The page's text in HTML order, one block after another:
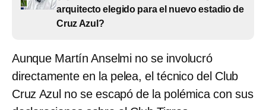
arquitecto elegido para el nuevo estadio de
Cruz Azul?
Aunque Martín Anselmi no se involucró
directamente en la pelea, el técnico del Club
Cruz Azul no se escapó de la polémica con sus